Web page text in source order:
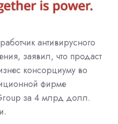
антивирусного
заявил, что продаст
консорциуму во
фирме
за 4 млрд долл.